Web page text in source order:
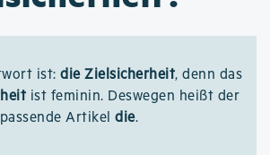
ist: die Zielsicherheit, denn das
ist feminin. Deswegen heißt der
passende Artikeldie.